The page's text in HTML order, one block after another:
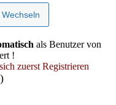
als Benutzer von
!
zuerst Registrieren
)